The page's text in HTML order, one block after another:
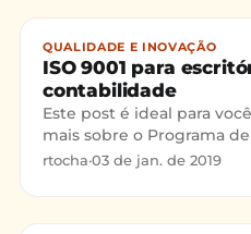
QUALIDADE E INOVAÇÃO
ISO 9001 para
contabilidade
Este post é ideal para
mais sobre o Programa
saber como funciona a ISO
rtocha·03 de jan. de 2019